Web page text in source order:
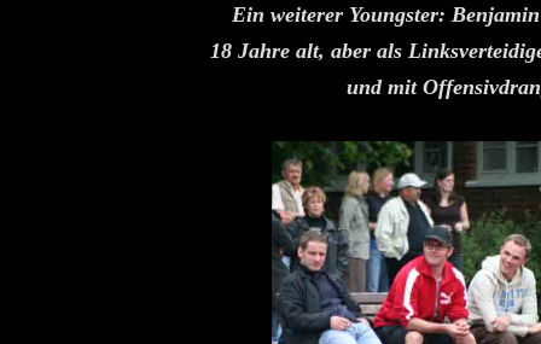
Ein weiterer Youngster:
18 Jahre alt, aber als
und mit